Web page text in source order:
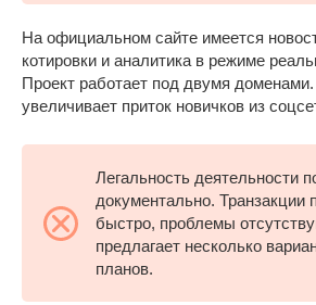
На официальном сайте имеется
котировки и аналитика в режиме
Проект работает под двумя
увеличивает приток новичков из
Легальность деятельности
документально. Транзакции
быстро, проблемы
предлагает несколько
планов.